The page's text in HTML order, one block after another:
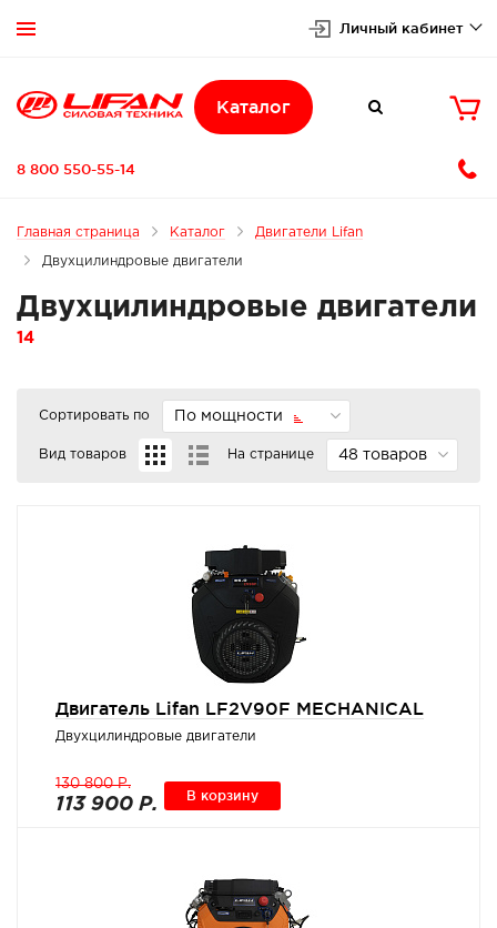
 Личный кабинет
Каталог  
8 800 550-55-14
Главная страница Каталог Двигатели Lifan
Двухцилиндровые двигатели
Двухцилиндровые двигатели
14
Сортировать по По мощности
Вид товаров На странице 48 товаров
Двигатель Lifan LF2V90F MECHANICAL
Двухцилиндровые двигатели
130 800 Р.
113 900 Р. В корзину